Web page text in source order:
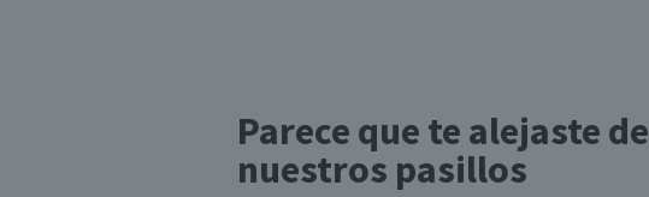
Parece que te alejaste de
nuestros pasillos